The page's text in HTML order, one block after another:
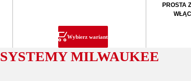
Wybierz wariant
PROSTA
SYSTEMY MILWAUKEE